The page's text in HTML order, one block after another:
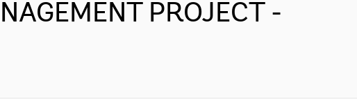
PROJECT -